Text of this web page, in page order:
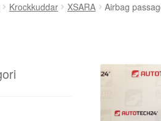
Krockkuddar XSARA Airbag